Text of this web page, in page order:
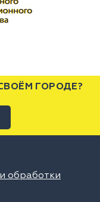
ГОРОДЕ?
обработки